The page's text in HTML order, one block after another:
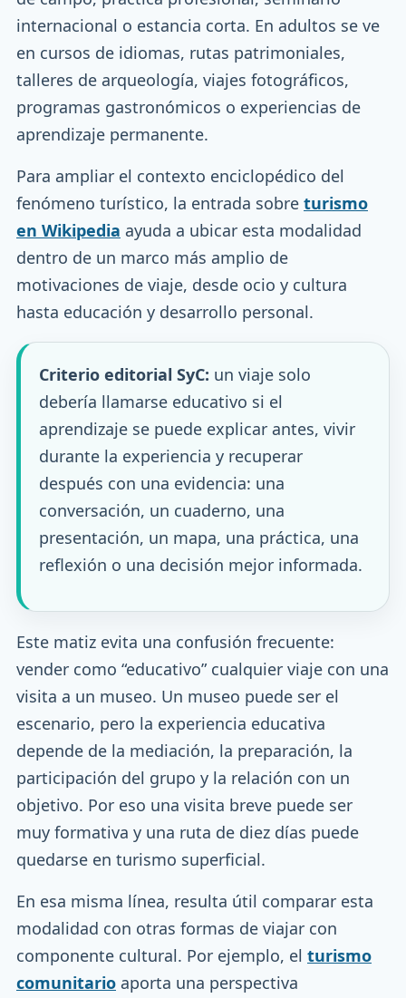
internacional o estancia corta. En adultos se ve
en cursos de idiomas, rutas patrimoniales,
talleres de arqueología, viajes fotográficos,
programas gastronómicos o experiencias de
aprendizaje permanente.
Para ampliar el contexto enciclopédico del
fenómeno turístico, la entrada sobre turismo
en Wikipedia ayuda a ubicar esta modalidad
dentro de un marco más amplio de
motivaciones de viaje, desde ocio y cultura
hasta educación y desarrollo personal.
Criterio editorial SyC: un viaje solo
debería llamarse educativo si el
aprendizaje se puede explicar antes, vivir
durante la experiencia y recuperar
después con una evidencia: una
conversación, un cuaderno, una
presentación, un mapa, una práctica, una
reflexión o una decisión mejor informada.
Este matiz evita una confusión frecuente:
vender como “educativo” cualquier viaje con una
visita a un museo. Un museo puede ser el
escenario, pero la experiencia educativa
depende de la mediación, la preparación, la
participación del grupo y la relación con un
objetivo. Por eso una visita breve puede ser
muy formativa y una ruta de diez días puede
quedarse en turismo superficial.
En esa misma línea, resulta útil comparar esta
modalidad con otras formas de viajar con
componente cultural. Por ejemplo, el turismo
comunitario aporta una perspectiva